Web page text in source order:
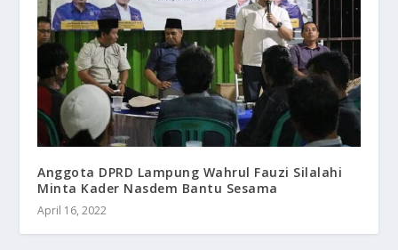
Anggota DPRD Lampung Wahrul Fauzi Silalahi
Minta Kader Nasdem Bantu Sesama
April 16, 2022